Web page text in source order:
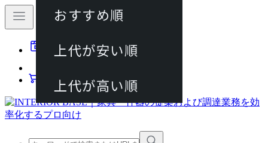
動画マニュアル
カート
おすすめ順
上代が安い順
上代が高い順